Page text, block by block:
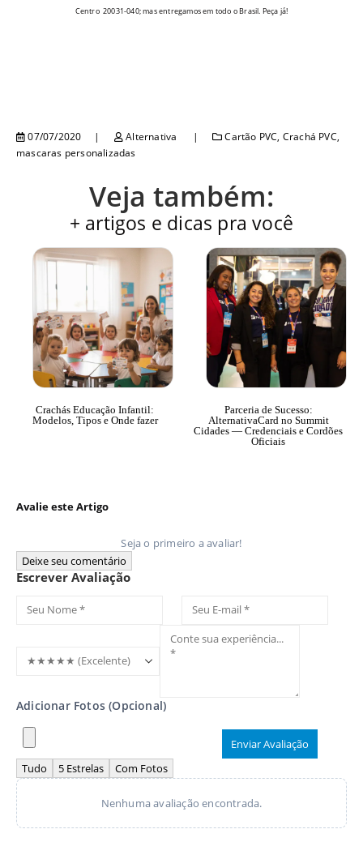
Centro 20031-040; mas entregamos em todo o Brasil. Peça já!
07/07/2020 Alternativa Cartão PVC, Crachá PVC,
mascaras personalizadas
Veja também:
+ artigos e dicas pra você
Crachás Educação Infantil:
Modelos, Tipos e Onde fazer
Parceria de Sucesso:
AlternativaCard no Summit
Cidades — Credenciais e Cordões
Oficiais
Avalie este Artigo
Seja o primeiro a avaliar!
Deixe seu comentário
Escrever Avaliação
Adicionar Fotos (Opcional)
Enviar Avaliação
Tudo
5 Estrelas Com Fotos
Nenhuma avaliação encontrada.